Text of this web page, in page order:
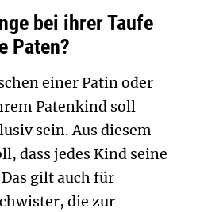
bei ihrer Taufe
Paten?
einer Patin oder
Patenkind soll
sein. Aus diesem
dass jedes Kind seine
gilt auch für
die zur